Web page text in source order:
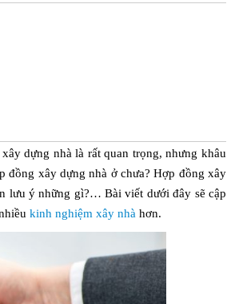
dựng nhà là rất quan trọng, nhưng khâu
đồng xây dựng nhà ở chưa? Hợp đồng xây
lưu ý những gì?… Bài viết dưới đây sẽ cập
kinh nghiệm xây nhà hơn.